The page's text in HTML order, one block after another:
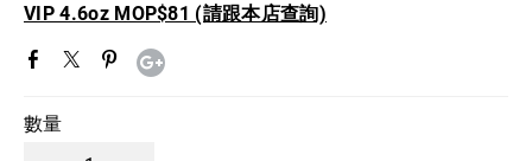
VIP 4.6oz MOP$81 (請跟本店查詢)
數量